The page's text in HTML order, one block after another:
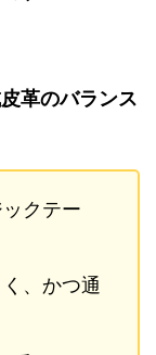
革のバランス
クテー
、かつ通